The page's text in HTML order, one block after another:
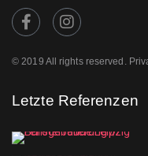
© 2019 All rights reserved.
Letzte Referenzen